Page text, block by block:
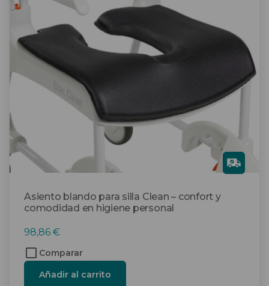
Asiento blando para silla Clean – confort y
comodidad en higiene personal
Gra
tis
98,86 €
Comparar
Añadir al carrito